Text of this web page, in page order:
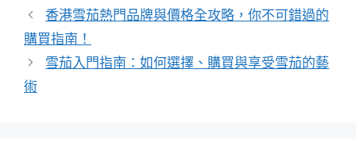
香港雪茄熱門品牌與價格全攻略，你不可錯過的
購買指南！
雪茄入門指南：如何選擇、購買與享受雪茄的藝
術